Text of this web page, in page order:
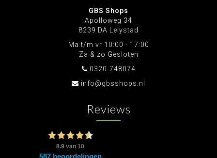
GBS Shops
Apolloweg 34
8239 DA Lelystad
Ma t/m vr 10:00 - 17:00
Za & zo Gesloten
0320-748074
info@gbsshops.nl
Reviews